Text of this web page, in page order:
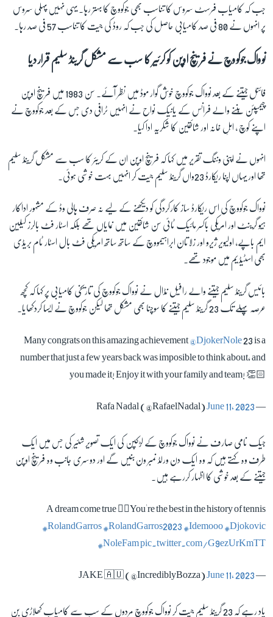
جب کہ کامیاب فرسٹ سروس کا تناسب بھی جوکووچ کا بہتر رہا۔ یہی نہیں پہلی سروس
پر انہوں نے 80 فی صد کامیابی حاصل کی جب کہ روڈ کی جیت کا تناسب 57 فی صد رہا۔
نوواک جوکووچ نے فرینچ اوپن کو کرئیر کا سب سے مشکل گرینڈ سلیم قرار دیا
فائنل جیتنے کے بعد نوواک جوکووچ خوش گوار موڈ میں نظر آئے۔ سن 1983 میں فرینچ اوپن
چیمپئن بننے والے فرانس کے یانیک نواح نے انہیں ٹرافی دی جس کے بعد جوکووچ نے
اپنے کوچ ، اہلِ خانہ اور شائقین کا شکریہ ادا کیا۔
انہوں نے اپنی وننگ تقریر میں کہا کہ فرینچ اوپن ان کے کریئر کا سب سے مشکل گرینڈ سلیم
تھا اور یہاں اپنا ریکارڈ 23واں گرینڈ سلیم جیت کر انہیں بہت خوشی ہوئی۔
نوواک جوکووچ کی اس ریکارڈ ساز کارکردگی کو دیکھنے کے لیے نہ صرف ہالی وڈ کے مشہور اداکار
ہیو گرینٹ اور امریکی باکسر مائیک ٹائی سن شائقین میں نمایاں تھے بلکہ اسٹار فٹ بالرز کیلین
ایم باپے، اولیویر ژیرو اور زلاتان ابراہیمووچ کے ساتھ ساتھ امریکی فٹ بال اسٹار ٹام بریڈی
بھی اسٹیڈیم میں موجود تھے۔
بائیس گرینڈ سلیم جیتنے والے رافیل نڈال نے نوواک جوکووچ کی تاریخی کامیابی پر کہا کہ کچھ
عرصہ پہلے تک 23 گرینڈ سلیم جیتنے کا سوچنا بھی مشکل تھا لیکن جوکووچ نے ایسا کردکھایا۔
Many congrats on this amazing achievement @DjokerNole 23 is a
number that just a few years back was imposible to think about, and
you made it! Enjoy it with your family and team! 👏🏻
— Rafa Nadal (@RafaelNadal)
June 11, 2023
جیک نامی صارف نے نوواک جوکووچ کے لڑکپن کی ایک تصویر شئیر کی جس میں ایک
طرف وہ کہتے ہیں کہ وہ ایک دن ورلڈ نمبر ون بنیں گے اور دوسری جانب وہ فرینچ اوپن
جیتنے کے بعد خوشی کا اظہار کررہے ہیں۔
A dream come true 🙆‍♂️You're the best in the history of tennis
#RolandGarros #RolandGarros2023 #Idemooo #Djokovic
#NoleFampic.twitter.com/G9ezUrKmTT
— JAKE 🇦🇺 (@IncrediblyBozza)
June 11, 2023
یاد رہے کہ 23 گرینڈ سلیم جیت کر نوواک جوکووچ مردوں کے سب سے کامیاب کھلاڑی بن